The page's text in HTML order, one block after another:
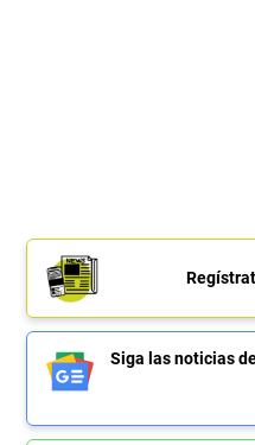
Siga las noticias